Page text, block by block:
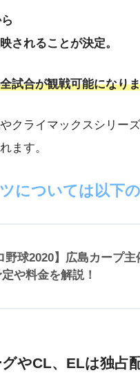
されることが決定。
試合が観戦可能になり
クライマックスシリーズ
ます。
については以下の
野球2020】広島カープ
や料金を解説！
やCL、ELは独占